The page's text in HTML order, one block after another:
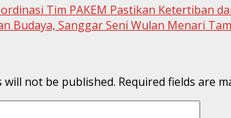
Tim PAKEM Pastikan Ketertiban
Budaya, Sanggar Seni Wulan Menari
will not be published. Required fields are